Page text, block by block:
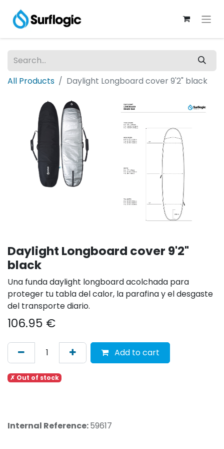
All Products Daylight Longboard cover 9'2" black
Daylight Longboard cover 9'2"
black
Una funda daylight longboard acolchada para
proteger tu tabla del calor, la parafina y el desgaste
del transporte diario.
106.95 €
Add to cart
✗ Out of stock
Internal Reference:59617